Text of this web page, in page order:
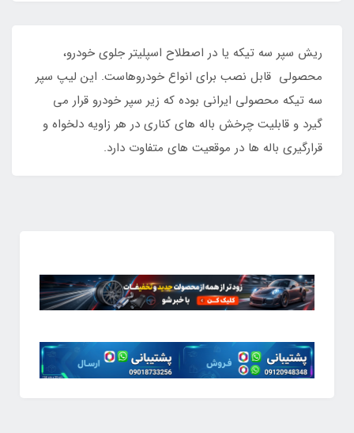
ریش سپر سه تیکه یا در اصطلاح اسپلیتر جلوی خودرو،
محصولی قابل نصب برای انواع خودروهاست. این لیپ سپر
سه تیکه محصولی ایرانی بوده که زیر سپر خودرو قرار می
گیرد و قابلیت چرخش باله های کناری در هر زاویه دلخواه و
قرارگیری باله ها در موقعیت های متفاوت دارد.